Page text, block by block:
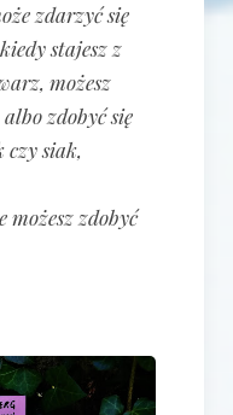
zdarzyć się
stajesz z
możesz
zdobyć się
czy siak,
możesz zdobyć